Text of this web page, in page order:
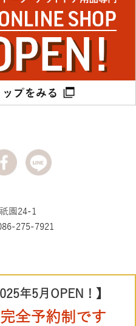
園24-1
275-7921
年5月OPEN！】
全予約制です